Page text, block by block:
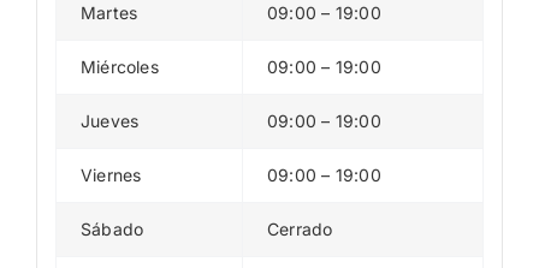
Martes 09:00 – 19:00
Miércoles 09:00 – 19:00
Jueves 09:00 – 19:00
Viernes 09:00 – 19:00
Sábado Cerrado